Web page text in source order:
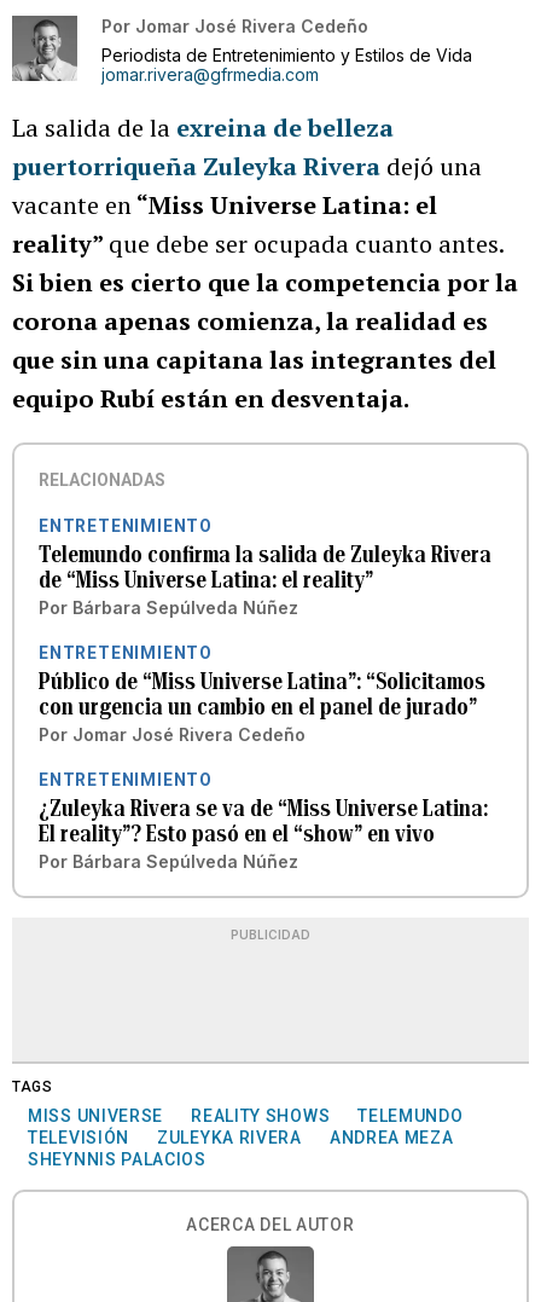
Por Jomar José Rivera Cedeño
Periodista de Entretenimiento y Estilos de Vida
jomar.rivera@gfrmedia.com
La salida de la exreina de belleza
puertorriqueña Zuleyka Rivera dejó una
vacante en“Miss Universe Latina: el
reality” que debe ser ocupada cuanto antes.
Si bien es cierto que la competencia por la
corona apenas comienza, la realidad es
que sin una capitana las integrantes del
equipo Rubí están en desventaja.
RELACIONADAS
ENTRETENIMIENTO
Telemundo confirma la salida de Zuleyka Rivera
de “Miss Universe Latina: el reality”
Por Bárbara Sepúlveda Núñez
ENTRETENIMIENTO
Público de “Miss Universe Latina”: “Solicitamos
con urgencia un cambio en el panel de jurado”
Por Jomar José Rivera Cedeño
ENTRETENIMIENTO
¿Zuleyka Rivera se va de “Miss Universe Latina:
El reality”? Esto pasó en el “show” en vivo
Por Bárbara Sepúlveda Núñez
PUBLICIDAD
TAGS
MISS UNIVERSE REALITY SHOWS
TELEMUNDO
TELEVISIÓN
ZULEYKA RIVERA
ANDREA MEZA
SHEYNNIS PALACIOS
ACERCA DEL AUTOR